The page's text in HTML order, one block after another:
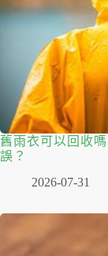
舊雨衣可以回收
誤？
2026-07-31